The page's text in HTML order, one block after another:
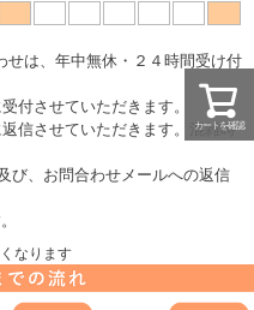
カートを確認
せは、年中無休・２４時間受け付
付させていただきます。
信させていただきます。混雑時
び、お問合わせメールへの返信
なります